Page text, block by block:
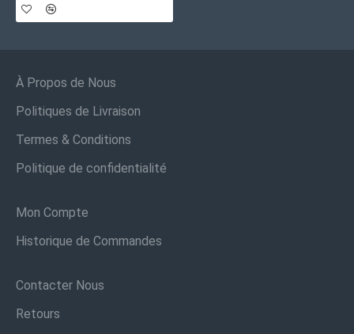
À Propos de Nous
Politiques de Livraison
Termes & Conditions
Politique de confidentialité
Mon Compte
Historique de Commandes
Contacter Nous
Retours